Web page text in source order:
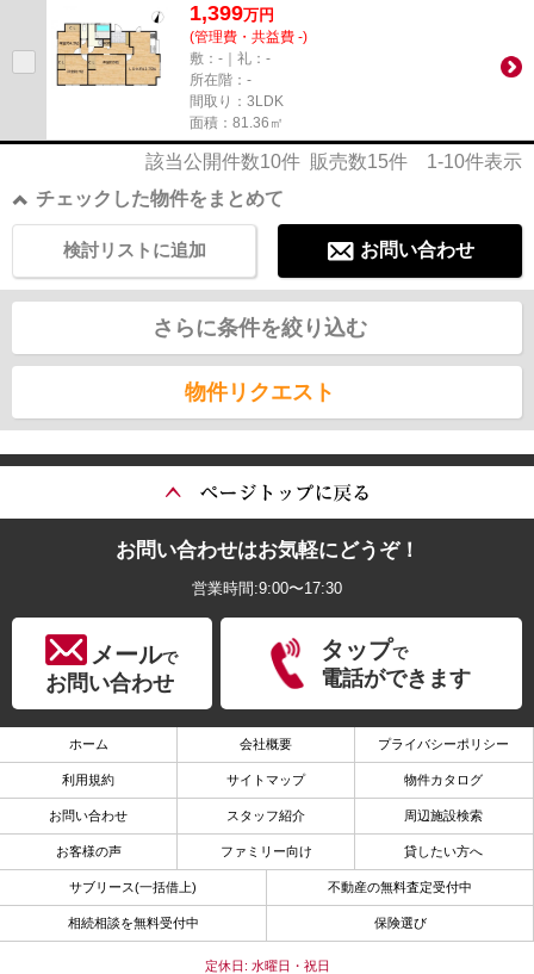
1,399万円
(管理費・共益費 -)
敷：-｜礼：-
所在階：-
間取り：3LDK
面積：81.36㎡
該当公開件数10件 販売数15件 1-10件表示
チェックした物件をまとめて
お問い合わせ
検討リストに追加
さらに条件を絞り込む
物件リクエスト
お問い合わせはお気軽にどうぞ！
営業時間:9:00〜17:30
メールで
お問い合わせ
タップで
電話ができます
ホーム 会社概要 プライバシーポリシー
利用規約 サイトマップ 物件カタログ
お問い合わせ スタッフ紹介 周辺施設検索
お客様の声 ファミリー向け 貸したい方へ
サブリース(一括借上) 不動産の無料査定受付中
相続相談を無料受付中 保険選び
定休日: 水曜日・祝日